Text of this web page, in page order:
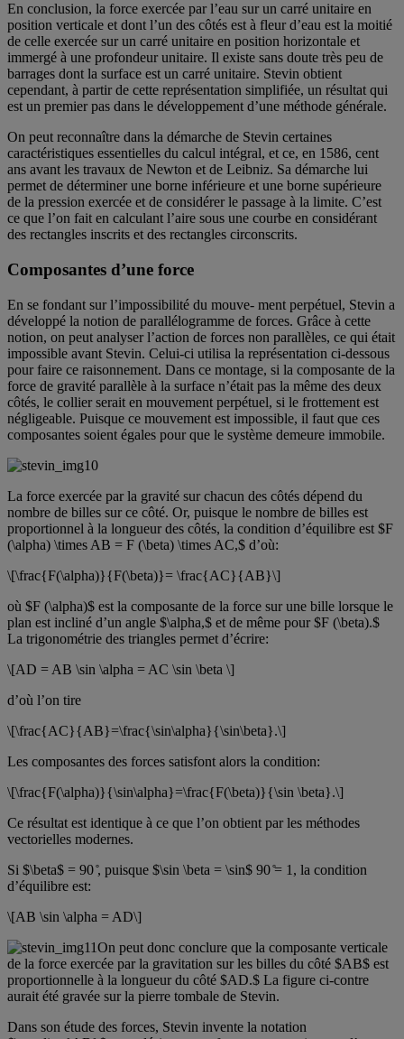
En conclusion, la force exercée par l’eau sur un carré unitaire en
position verticale et dont l’un des côtés est à fleur d’eau est la moitié
de celle exercée sur un carré unitaire en position horizontale et
immergé à une profondeur unitaire. Il existe sans doute très peu de
barrages dont la surface est un carré unitaire. Stevin obtient
cependant, à partir de cette représentation simplifiée, un résultat qui
est un premier pas dans le développement d’une méthode générale.
On peut reconnaître dans la démarche de Stevin certaines
caractéristiques essentielles du calcul intégral, et ce, en 1586, cent
ans avant les travaux de Newton et de Leibniz. Sa démarche lui
permet de déterminer une borne inférieure et une borne supérieure
de la pression exercée et de considérer le passage à la limite. C’est
ce que l’on fait en calculant l’aire sous une courbe en considérant
des rectangles inscrits et des rectangles circonscrits.
Composantes d’une force
En se fondant sur l’impossibilité du mouve- ment perpétuel, Stevin a
développé la notion de parallélogramme de forces. Grâce à cette
notion, on peut analyser l’action de forces non parallèles, ce qui était
impossible avant Stevin. Celui-ci utilisa la représentation ci-dessous
pour faire ce raisonnement. Dans ce montage, si la composante de la
force de gravité parallèle à la surface n’était pas la même des deux
côtés, le collier serait en mouvement perpétuel, si le frottement est
négligeable. Puisque ce mouvement est impossible, il faut que ces
composantes soient égales pour que le système demeure immobile.
La force exercée par la gravité sur chacun des côtés dépend du
nombre de billes sur ce côté. Or, puisque le nombre de billes est
proportionnel à la longueur des côtés, la condition d’équilibre est $F
(\alpha) \times AB = F (\beta) \times AC,$ d’où:
\[\frac{F(\alpha)}{F(\beta)}= \frac{AC}{AB}\]
où $F (\alpha)$ est la composante de la force sur une bille lorsque le
plan est incliné d’un angle $\alpha,$ et de même pour $F (\beta).$
La trigonométrie des triangles permet d’écrire:
\[AD = AB \sin \alpha = AC \sin \beta \]
d’où l’on tire
\[\frac{AC}{AB}=\frac{\sin\alpha}{\sin\beta}.\]
Les composantes des forces satisfont alors la condition:
\[\frac{F(\alpha)}{\sin\alpha}=\frac{F(\beta)}{\sin \beta}.\]
Ce résultat est identique à ce que l’on obtient par les méthodes
vectorielles modernes.
Si $\beta$ = 90 ̊, puisque $\sin \beta = \sin$ 90 ̊= 1, la condition
d’équilibre est:
\[AB \sin \alpha = AD\]
On peut donc conclure que la composante verticale
de la force exercée par la gravitation sur les billes du côté $AB$ est
proportionnelle à la longueur du côté $AD.$ La figure ci-contre
aurait été gravée sur la pierre tombale de Stevin.
Dans son étude des forces, Stevin invente la notation